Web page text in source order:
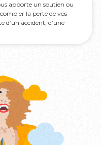
apporte un soutien ou
la perte de vos
d’un accident, d’une